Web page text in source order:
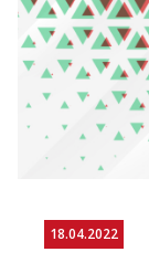
18.04.2022